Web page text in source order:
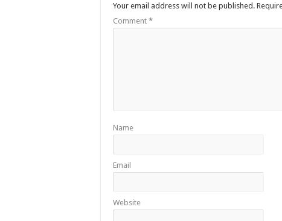
Your email address will not be published.
Comment *
Name
Email
Website